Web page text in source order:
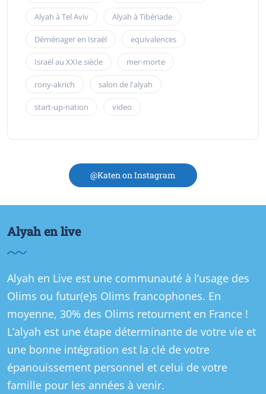
Alyah à Tel Aviv Alyah à Tibériade
Déménager en Israël equivalences
Israël au XXIe siècle mer-morte
rony-akrich salon de l'alyah
start-up-nation video
@Katen on Instagram
Alyah en live
Alyah en Live est une communauté à l’usage des
Olims ou futur(e)s Olims francophones. En
moyenne, 30% des Olims retournent en France !
L’alyah est une étape déterminante de votre vie et
une bonne intégration est la clé de votre
épanouissement personnel et celui de votre
famille pour les années à venir.